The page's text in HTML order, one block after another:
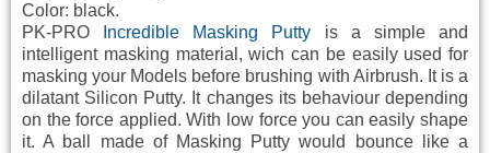
Color: black.
PK-PRO
Incredible Masking Putty is a simple and
intelligent masking material, wich can be easily used for
masking your Models before brushing with Airbrush. It is a
dilatant Silicon Putty. It changes its behaviour depending
on the force applied. With low force you can easily shape
it. A ball made of Masking Putty would bounce like a